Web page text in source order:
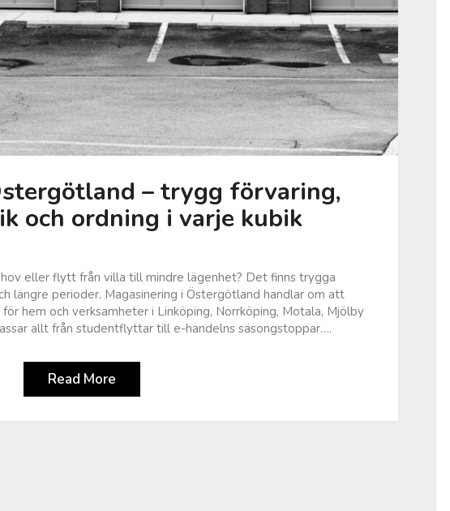
– trygg förvaring,
och ordning i varje kubik
eller flytt från villa till mindre lägenhet? Det finns trygga
längre perioder. Magasinering i Östergötland handlar om att
hem och verksamheter i Linköping, Norrköping, Motala, Mjölby
allt från studentflyttar till e-handelns säsongstoppar….
Read More